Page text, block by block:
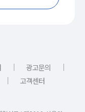
｜ 광고문의
｜
｜ 고객센터